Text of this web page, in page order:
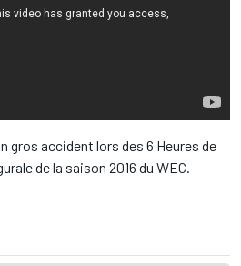
gros accident lors des 6 Heures de
de la saison 2016 du WEC.